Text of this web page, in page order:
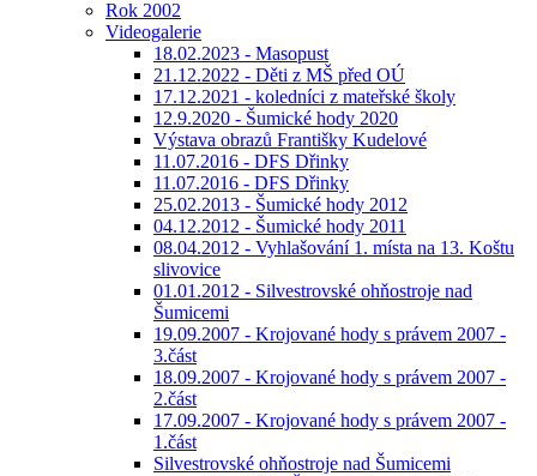
Rok 2002
Videogalerie
18.02.2023 - Masopust
21.12.2022 - Děti z MŠ před OÚ
17.12.2021 - koledníci z mateřské školy
12.9.2020 - Šumické hody 2020
Výstava obrazů Františky Kudelové
11.07.2016 - DFS Dřinky
11.07.2016 - DFS Dřinky
25.02.2013 - Šumické hody 2012
04.12.2012 - Šumické hody 2011
08.04.2012 - Vyhlašování 1. místa na 13. Koštu
slivovice
01.01.2012 - Silvestrovské ohňostroje nad
Šumicemi
19.09.2007 - Krojované hody s právem 2007 -
3.část
18.09.2007 - Krojované hody s právem 2007 -
2.část
17.09.2007 - Krojované hody s právem 2007 -
1.část
Silvestrovské ohňostroje nad Šumicemi